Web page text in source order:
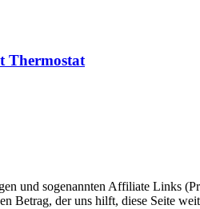
Thermostat
und sogenannten Affiliate
Betrag, der uns hilft, diese Seite